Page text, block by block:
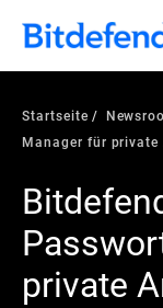
Startseite
Manager für private
private